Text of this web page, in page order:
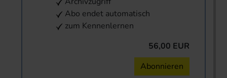
Abo endet automatisch
zum Kennenlernen
56,00 EUR
Abonnieren